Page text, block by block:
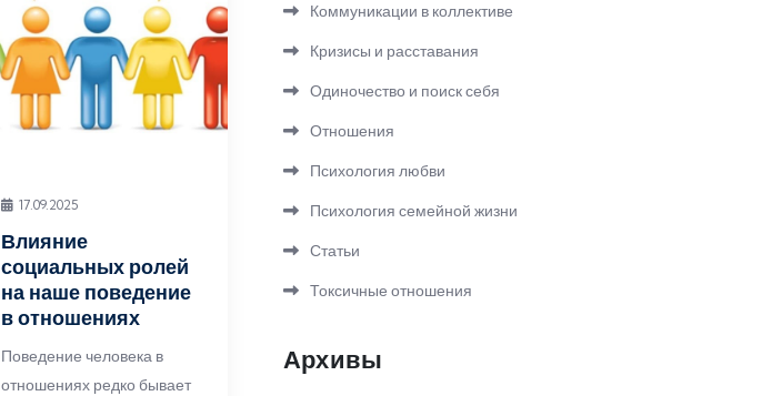
17.09.2025
Влияние
социальных ролей
на наше поведение
в отношениях
Поведение человека в
отношениях редко бывает
Коммуникации в коллективе
Кризисы и расставания
Одиночество и поиск себя
Отношения
Психология любви
Психология семейной жизни
Статьи
Токсичные отношения
Архивы